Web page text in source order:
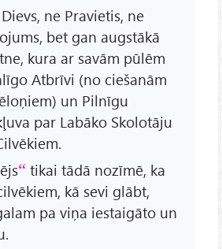
ne Pravietis, ne
bet gan augstākā
kura ar savām pūlēm
Atbrīvi (no ciešanām
un Pilnīgu
par Labāko Skolotāju
tikai tādā nozīmē, ka
kā sevi glābt,
pa viņa iestaigāto un